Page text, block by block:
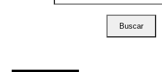
Buscar